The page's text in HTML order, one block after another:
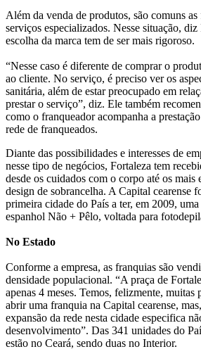
Além da venda de produtos, são comuns
serviços especializados. Nesse situação,
escolha da marca tem de ser mais rigoroso.
“Nesse caso é diferente de comprar o
ao cliente. No serviço, é preciso ver os
sanitária, além de estar preocupado em
prestar o serviço”, diz. Ele também
como o franqueador acompanha a
rede de franqueados.
Diante das possibilidades e interesses de
nesse tipo de negócios, Fortaleza tem
desde os cuidados com o corpo até os mais
design de sobrancelha. A Capital cearense
primeira cidade do País a ter, em 2009,
espanhol Não + Pêlo, voltada para
No Estado
Conforme a empresa, as franquias são
densidade populacional. “A praça de
apenas 4 meses. Temos, felizmente, muitas
abrir uma franquia na Capital cearense,
expansão da rede nesta cidade especifica
desenvolvimento”. Das 341 unidades do
estão no Ceará, sendo duas no Interior.